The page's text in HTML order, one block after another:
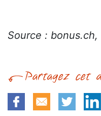
Source : bonus.ch,